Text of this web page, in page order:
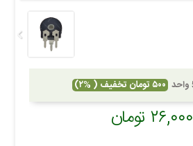
۵۰۰ تومان تخفیف ( %۲)
۲۶,۰۰۰ تومان